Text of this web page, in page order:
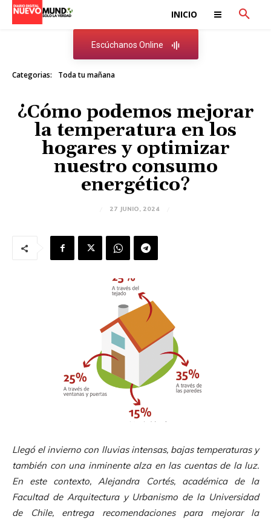
INICIO
Escúchanos Online
Categorias: Toda tu mañana
¿Cómo podemos mejorar
la temperatura en los
hogares y optimizar
nuestro consumo
energético?
27 JUNIO, 2024
Llegó el invierno con lluvias intensas, bajas temperaturas y
también con una inminente alza en las cuentas de la luz.
En este contexto, Alejandra Cortés, académica de la
Facultad de Arquitectura y Urbanismo de la Universidad
de Chile, entrega recomendaciones para mejorar la